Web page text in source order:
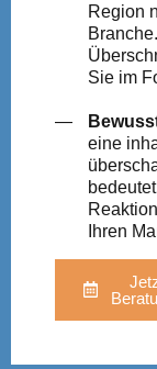
Region
Sie im
eine
Ihren